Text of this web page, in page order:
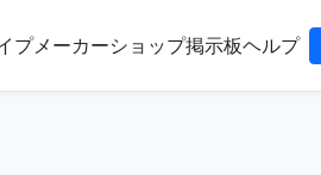
プメーカーショップ掲示板ヘルプ